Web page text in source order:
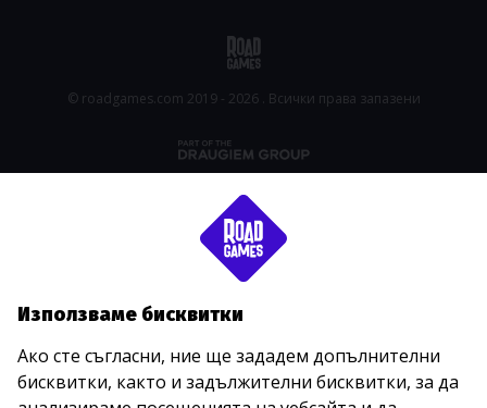
© roadgames.com 2019 - 2026 . Всички права запазени
Използваме бисквитки
Ако сте съгласни, ние ще зададем допълнителни
бисквитки, както и задължителни бисквитки, за да